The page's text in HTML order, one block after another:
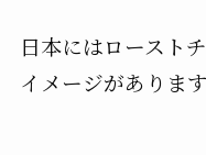
日本にはロースト
イメージがあります